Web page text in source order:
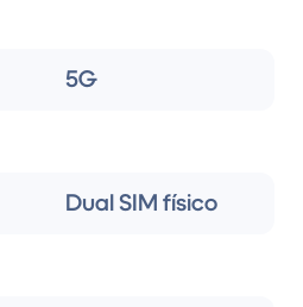
5G
Dual SIM físico